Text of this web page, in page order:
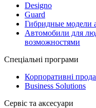
Designo
Guard
Гибридные модели
Автомобили для
возможностями
Спеціальні програми
Корпоративні
Business Solutions
Сервіс та аксесуари